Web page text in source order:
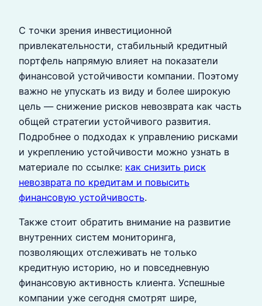
С точки зрения инвестиционной
привлекательности, стабильный кредитный
портфель напрямую влияет на показатели
финансовой устойчивости компании. Поэтому
важно не упускать из виду и более широкую
цель — снижение рисков невозврата как часть
общей стратегии устойчивого развития.
Подробнее о подходах к управлению рисками
и укреплению устойчивости можно узнать в
материале по ссылке: как снизить риск
невозврата по кредитам и повысить
финансовую устойчивость.
Также стоит обратить внимание на развитие
внутренних систем мониторинга,
позволяющих отслеживать не только
кредитную историю, но и повседневную
финансовую активность клиента. Успешные
компании уже сегодня смотрят шире,